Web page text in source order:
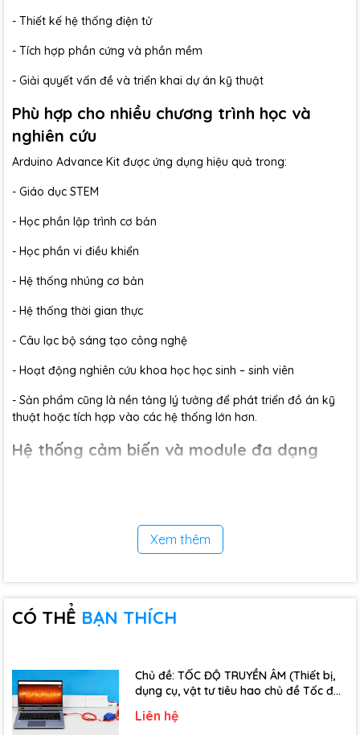
- Thiết kế hệ thống điện tử
- Tích hợp phần cứng và phần mềm
- Giải quyết vấn đề và triển khai dự án kỹ thuật
Phù hợp cho nhiều chương trình học và
nghiên cứu
Arduino Advance Kit được ứng dụng hiệu quả trong:
- Giáo dục STEM
- Học phần lập trình cơ bản
- Học phần vi điều khiển
- Hệ thống nhúng cơ bản
- Hệ thống thời gian thực
- Câu lạc bộ sáng tạo công nghệ
- Hoạt động nghiên cứu khoa học học sinh – sinh viên
- Sản phẩm cũng là nền tảng lý tưởng để phát triển đồ án kỹ
thuật hoặc tích hợp vào các hệ thống lớn hơn.
Hệ thống cảm biến và module đa dạng
- Cảm biến nhiệt độ và độ ẩm DHT20
- Cảm biến khí gas MQ2
- Cảm biến chuyển động PIR
- Cảm biến siêu âm đo khoảng cách
- Module RFID I2C
- Relay điều khiển thiết bị điện
Xem thêm
CÓ THỂ BẠN THÍCH
Chủ đề: TỐC ĐỘ TRUYỀN ÂM (Thiết bị,
dụng cụ, vật tư tiêu hao chủ đề Tốc độ
Liên hệ